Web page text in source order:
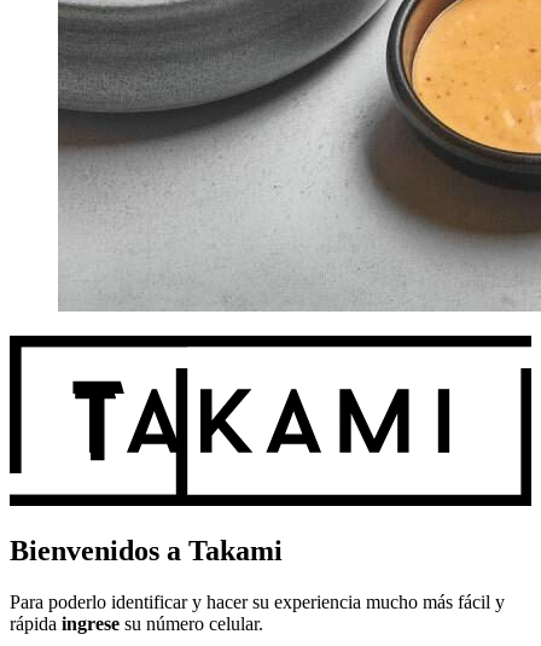
Bienvenidos a Takami
Para poderlo identificar y hacer su experiencia mucho más fácil y
rápida ingrese su número celular.